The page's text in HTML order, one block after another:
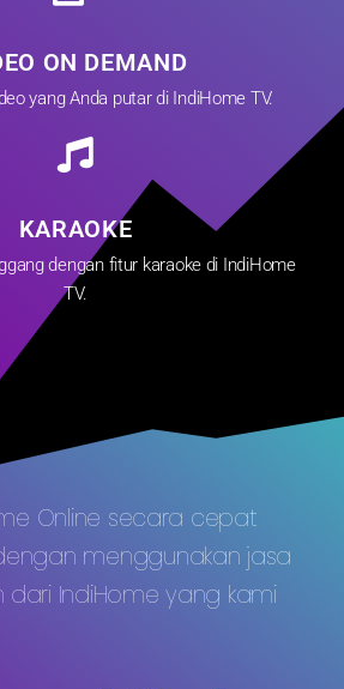
ON DEMAND
yang Anda putar di IndiHome TV.
KARAOKE
dengan fitur karaoke di IndiHome
TV.
Online secara cepat
menggunakan jasa
IndiHome yang kami